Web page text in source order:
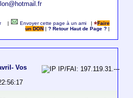
Envoyer cette page à un ami |
Faire
un DON
|? Retour Haut de Page ?
Vos
IP/FAI: 197.119.31.---